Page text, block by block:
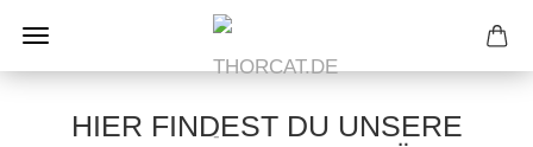
HIER FINDEST DU UNSERE